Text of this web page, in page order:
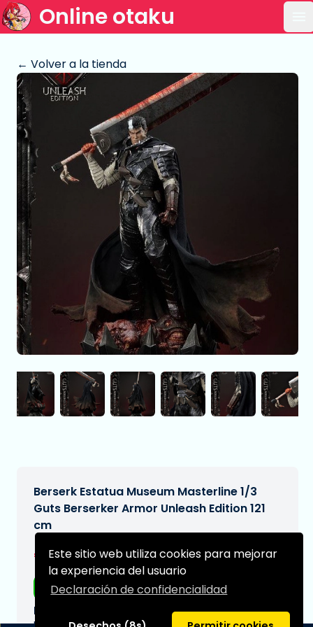
Este sitio web utiliza cookies para mejorar
la experiencia del usuario
Declaración de confidencialidad
Online otaku
← Volver a la tienda
Berserk Estatua Museum Masterline 1/3
Guts Berserker Armor Unleash Edition 121
cm
€2.349,99[Sujeto a cambios]
Envío gratis
Fecha de entrega prevista: